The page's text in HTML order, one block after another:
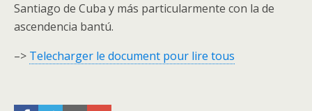
Santiago de Cuba y más particularmente con la de
ascendencia bantú.
–> Telecharger le document pour lire tous